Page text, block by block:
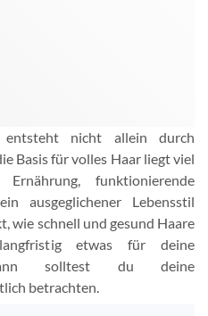
entsteht nicht allein durch
Basis für volles Haar liegt viel
funktionierende
ausgeglichener Lebensstil
wie schnell und gesund Haare
etwas für deine
solltest du deine
betrachten.